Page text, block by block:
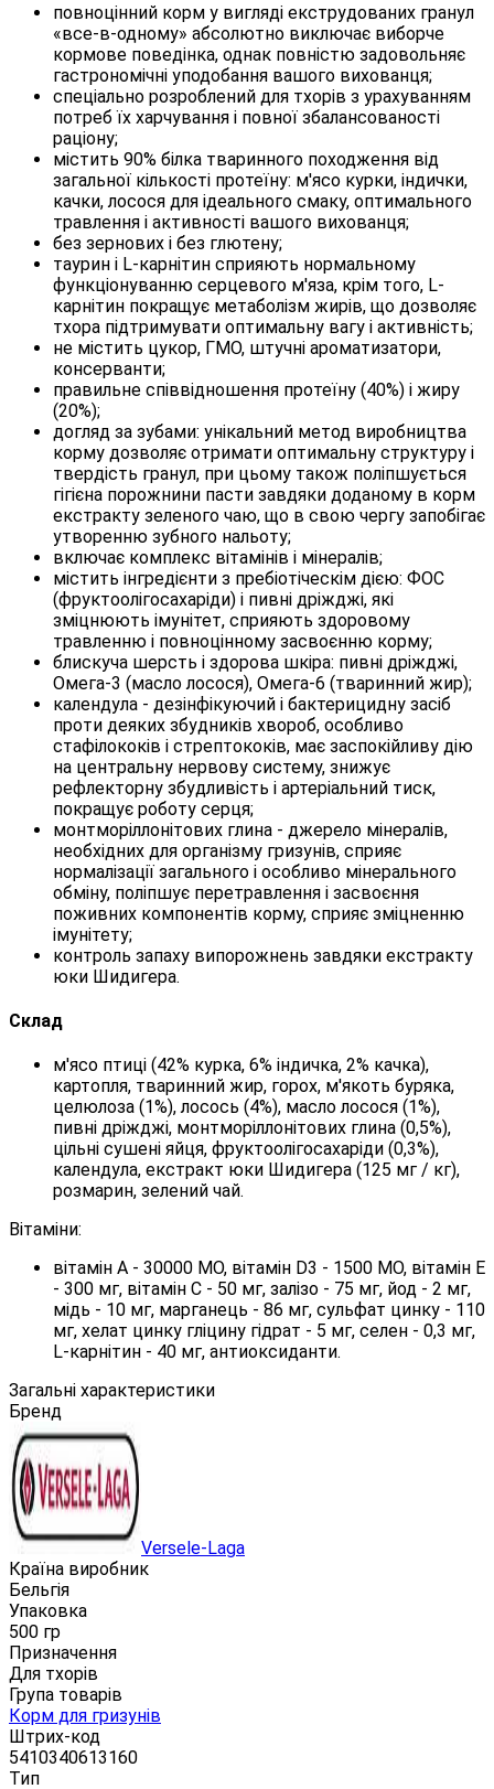
повноцінний корм у вигляді екструдованих гранул
«все-в-одному» абсолютно виключає виборче
кормове поведінка, однак повністю задовольняє
гастрономічні уподобання вашого вихованця;
спеціально розроблений для тхорів з урахуванням
потреб їх харчування і повної збалансованості
раціону;
містить 90% білка тваринного походження від
загальної кількості протеїну: м'ясо курки, індички,
качки, лосося для ідеального смаку, оптимального
травлення і активності вашого вихованця;
без зернових і без глютену;
таурин і L-карнітин сприяють нормальному
функціонуванню серцевого м'яза, крім того, L-
карнітин покращує метаболізм жирів, що дозволяє
тхора підтримувати оптимальну вагу і активність;
не містить цукор, ГМО, штучні ароматизатори,
консерванти;
правильне співвідношення протеїну (40%) і жиру
(20%);
догляд за зубами: унікальний метод виробництва
корму дозволяє отримати оптимальну структуру і
твердість гранул, при цьому також поліпшується
гігієна порожнини пасти завдяки доданому в корм
екстракту зеленого чаю, що в свою чергу запобігає
утворенню зубного нальоту;
включає комплекс вітамінів і мінералів;
містить інгредієнти з пребіотіческім дією: ФОС
(фруктоолігосахаріди) і пивні дріжджі, які
зміцнюють імунітет, сприяють здоровому
травленню і повноцінному засвоєнню корму;
блискуча шерсть і здорова шкіра: пивні дріжджі,
Омега-3 (масло лосося), Омега-6 (тваринний жир);
календула - дезінфікуючий і бактерицидну засіб
проти деяких збудників хвороб, особливо
стафілококів і стрептококів, має заспокійливу дію
на центральну нервову систему, знижує
рефлекторну збудливість і артеріальний тиск,
покращує роботу серця;
монтморіллонітових глина - джерело мінералів,
необхідних для організму гризунів, сприяє
нормалізації загального і особливо мінерального
обміну, поліпшує перетравлення і засвоєння
поживних компонентів корму, сприяє зміцненню
імунітету;
контроль запаху випорожнень завдяки екстракту
юки Шидигера.
Склад
м'ясо птиці (42% курка, 6% індичка, 2% качка),
картопля, тваринний жир, горох, м'якоть буряка,
целюлоза (1%), лосось (4%), масло лосося (1%),
пивні дріжджі, монтморіллонітових глина (0,5%),
цільні сушені яйця, фруктоолігосахаріди (0,3%),
календула, екстракт юки Шидигера (125 мг / кг),
розмарин, зелений чай.
Вітаміни:
вітамін А - 30000 МО, вітамін D3 - 1500 МО, вітамін Е
- 300 мг, вітамін С - 50 мг, залізо - 75 мг, йод - 2 мг,
мідь - 10 мг, марганець - 86 мг, сульфат цинку - 110
мг, хелат цинку гліцину гідрат - 5 мг, селен - 0,3 мг,
L-карнітин - 40 мг, антиоксиданти.
Загальні характеристики
Бренд
Versele-Laga
Країна виробник
Бельгія
Упаковка
500 гр
Призначення
Для тхорів
Група товарів
Корм для гризунів
Штрих-код
5410340613160
Тип